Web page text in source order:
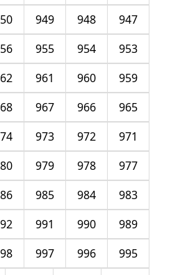
947
948
949
953
954
955
959
960
961
965
966
967
971
972
973
977
978
979
983
984
985
989
990
991
995
996
997